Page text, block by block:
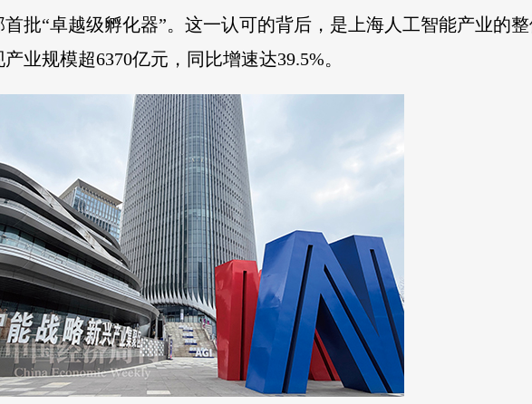
首批“卓越级孵化器”。这一认可的背后，是上海人工智能产业
业规模超6370亿元，同比增速达39.5%。